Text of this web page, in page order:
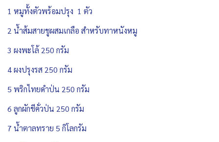
1 หมูทั้งตัวพร้อมปรุง 1 ตัว
2 น้ำส้มสายชูผสมเกลือ สำหรับทาหนังหมู
3 ผงพะโล้ 250 กรัม
4 ผงปรุงรส 250 กรัม
5 พริกไทยดำป่น 250 กรัม
6 ลูกผักชีคั่วป่น 250 กรัม
7 น้ำตาลทราย 5 กิโลกรัม